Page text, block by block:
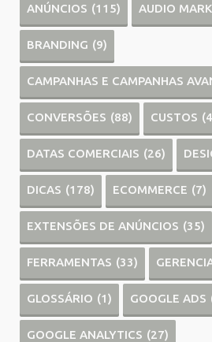
ANÚNCIOS (115) AUDIO
BRANDING (9)
CAMPANHAS E CAMPANHAS
CONVERSÕES (88) CUSTOS
DATAS COMERCIAIS (26)
DICAS (178) ECOMMERCE (7)
EXTENSÕES DE ANÚNCIOS (35)
FERRAMENTAS (33)
GLOSSÁRIO (1) GOOGLE ADS
GOOGLE ANALYTICS (27)